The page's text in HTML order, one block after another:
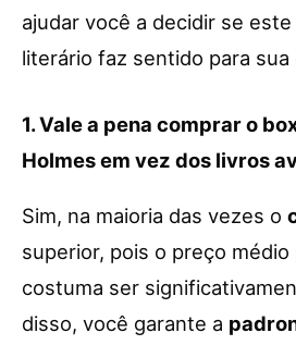
ajudar você a decidir se
literário faz sentido para
1. Vale a pena comprar o
Holmes em vez dos livros
Sim, na maioria das vezes o
superior, pois o preço
costuma ser
disso, você garante a